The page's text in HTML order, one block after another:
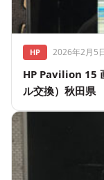
HP 2026年2月5
HP Pavilion 15
ル交換）秋田県